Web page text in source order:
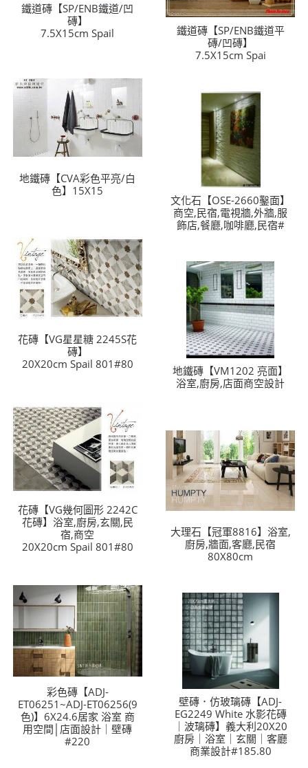
鐵道磚【SP/ENB鐵道/凹
磚】
7.5X15cm Spail
鐵道磚【SP/ENB鐵道平
磚/凹磚】
7.5X15cm Spai
地鐵磚【CVA彩色平亮/白
色】15X15
文化石【OSE-2660鑿面】
商空,民宿,電視牆,外牆,服
飾店,餐廳,咖啡廳,民宿#
花磚【VG星星糖 2245S花
磚】
20X20cm Spail 801#80
地鐵磚【VM1202 亮面】
浴室,廚房,店面商空設計
花磚【VG幾何圖形 2242C
花磚】浴室,廚房,玄關,民
宿,商空
20X20cm Spail 801#80
大理石【冠軍8816】浴室,
廚房,牆面,客廳,民宿
80X80cm
彩色磚【ADJ-
ET06251~ADJ-ET06256(9
色)】6X24.6居家 浴室 商
用空間│店面設計｜壁磚
#220
壁磚．仿玻璃磚【ADJ-
EG2249 White 水影花磚
｜波璃磚】義大利20X20
廚房｜浴室｜玄關｜客廳
商業設計#185.80